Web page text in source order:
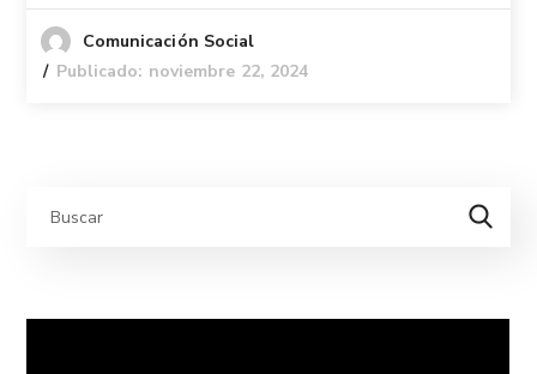
Comunicación Social
Publicado: noviembre 22, 2024